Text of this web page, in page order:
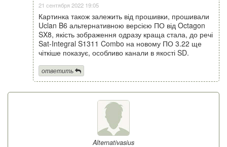
21 сентября 2022 19:05
Картинка також залежить від прошивки, прошивали
Uclan B6 альтернативною версією ПО від Octagon
SX8, якість зображення одразу краща стала, до речі
Sat-Integral S1311 Combo на новому ПО 3.22 ще
чіткіше показує, особливо канали в якості SD.
ответить
Alternativasius